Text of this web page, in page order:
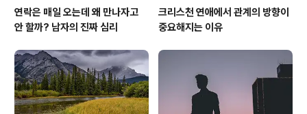
연락은 매일 오는데 왜 만나자고
안 할까? 남자의 진짜 심리
크리스천 연애에서 관계의 방향이
중요해지는 이유